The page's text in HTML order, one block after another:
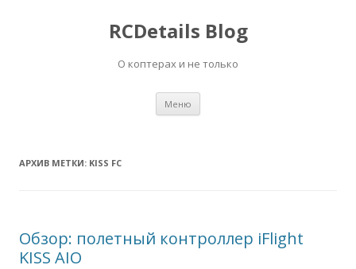
RCDetails Blog
О коптерах и не только
Меню
АРХИВ МЕТКИ: KISS FC
Обзор: полетный контроллер iFlight
KISS AIO